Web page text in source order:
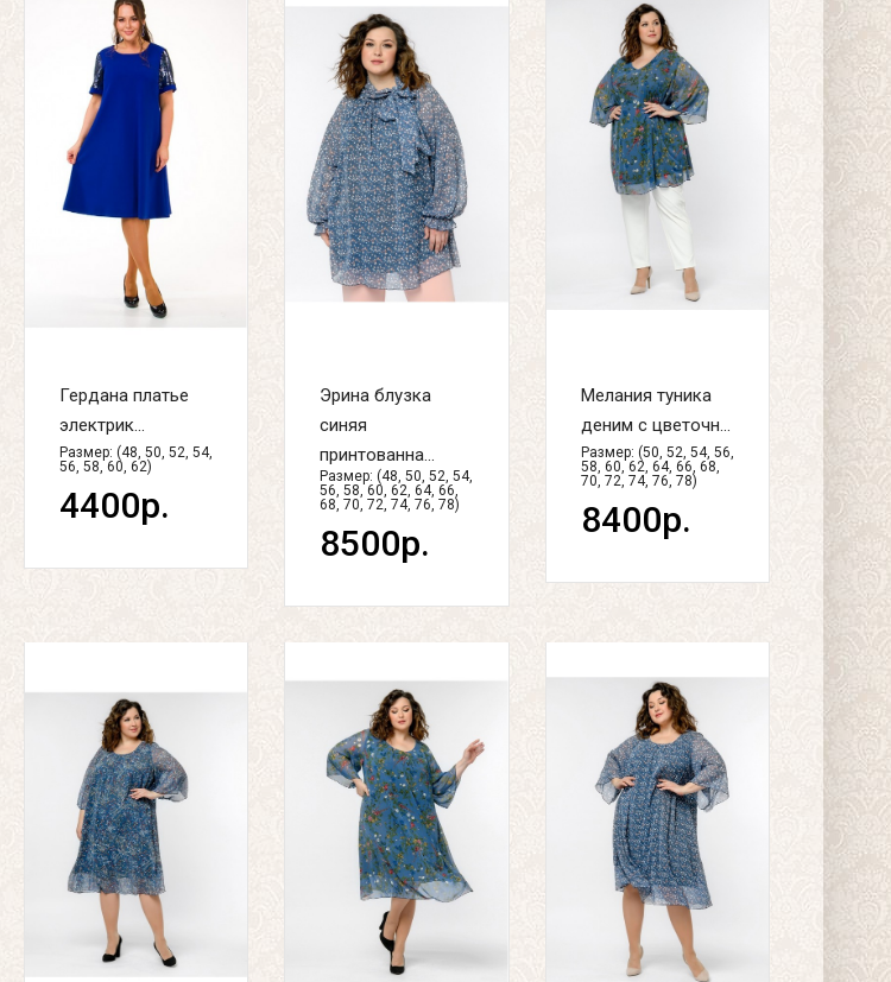
Гердана платье
электрик...
Размер: (48, 50, 52, 54,
56, 58, 60, 62)
4400р.
Эрина блузка
синяя
принтованна...
Размер: (48, 50, 52, 54,
56, 58, 60, 62, 64, 66,
68, 70, 72, 74, 76, 78)
8500р.
Мелания туника
деним с цветочн...
Размер: (50, 52, 54, 56,
58, 60, 62, 64, 66, 68,
70, 72, 74, 76, 78)
8400р.